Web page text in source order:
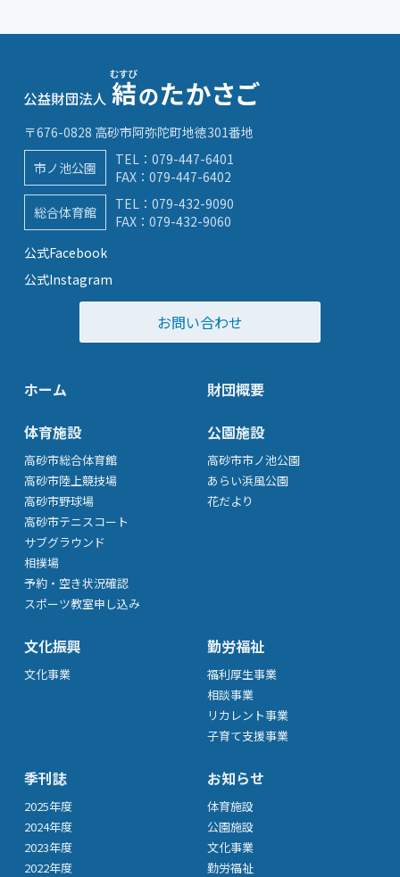
〒676-0828 高砂市阿弥陀町地徳301番地
市ノ池公園
TEL： 079-447-6401
FAX：079-447-6402
総合体育館
TEL： 079-432-9090
FAX：079-432-9060
公式Facebook
公式Instagram
お問い合わせ
ホーム
財団概要
体育施設
高砂市総合体育館
高砂市陸上競技場
高砂市野球場
高砂市テニスコート
サブグラウンド
相撲場
予約・空き状況確認
スポーツ教室申し込み
公園施設
高砂市市ノ池公園
あらい浜風公園
花だより
文化振興
文化事業
勤労福祉
福利厚生事業
相談事業
リカレント事業
子育て支援事業
季刊誌
2025年度
2024年度
2023年度
2022年度
お知らせ
体育施設
公園施設
文化事業
勤労福祉